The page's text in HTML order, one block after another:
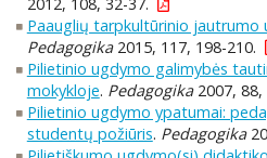
2012, 108, 32-37.
Paauglių tarpkultūrinio jautrumo
Pedagogika2015, 117, 198-210.
Pilietinio ugdymo galimybės
mokykloje. Pedagogika2007, 88,
Pilietinio ugdymo ypatumai:
studentų požiūris. Pedagogika